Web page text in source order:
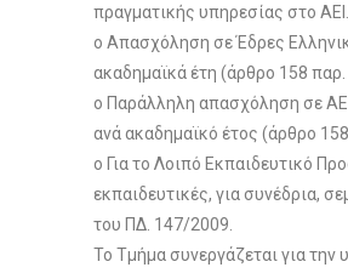
πραγματικής υπηρεσίας στο ΑΕΙ.
o Απασχόληση σε Έδρες
ακαδημαϊκά έτη (άρθρο 158
o Παράλληλη απασχόληση σε
ανά ακαδημαϊκό έτος (άρθρο
o Για το Λοιπό Εκπαιδευτικό
εκπαιδευτικές, για συνέδρια,
του ΠΔ. 147/2009.
Το Τμήμα συνεργάζεται για